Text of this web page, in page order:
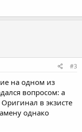
#3
на одном из
вопросом: а
в экзисте
однако